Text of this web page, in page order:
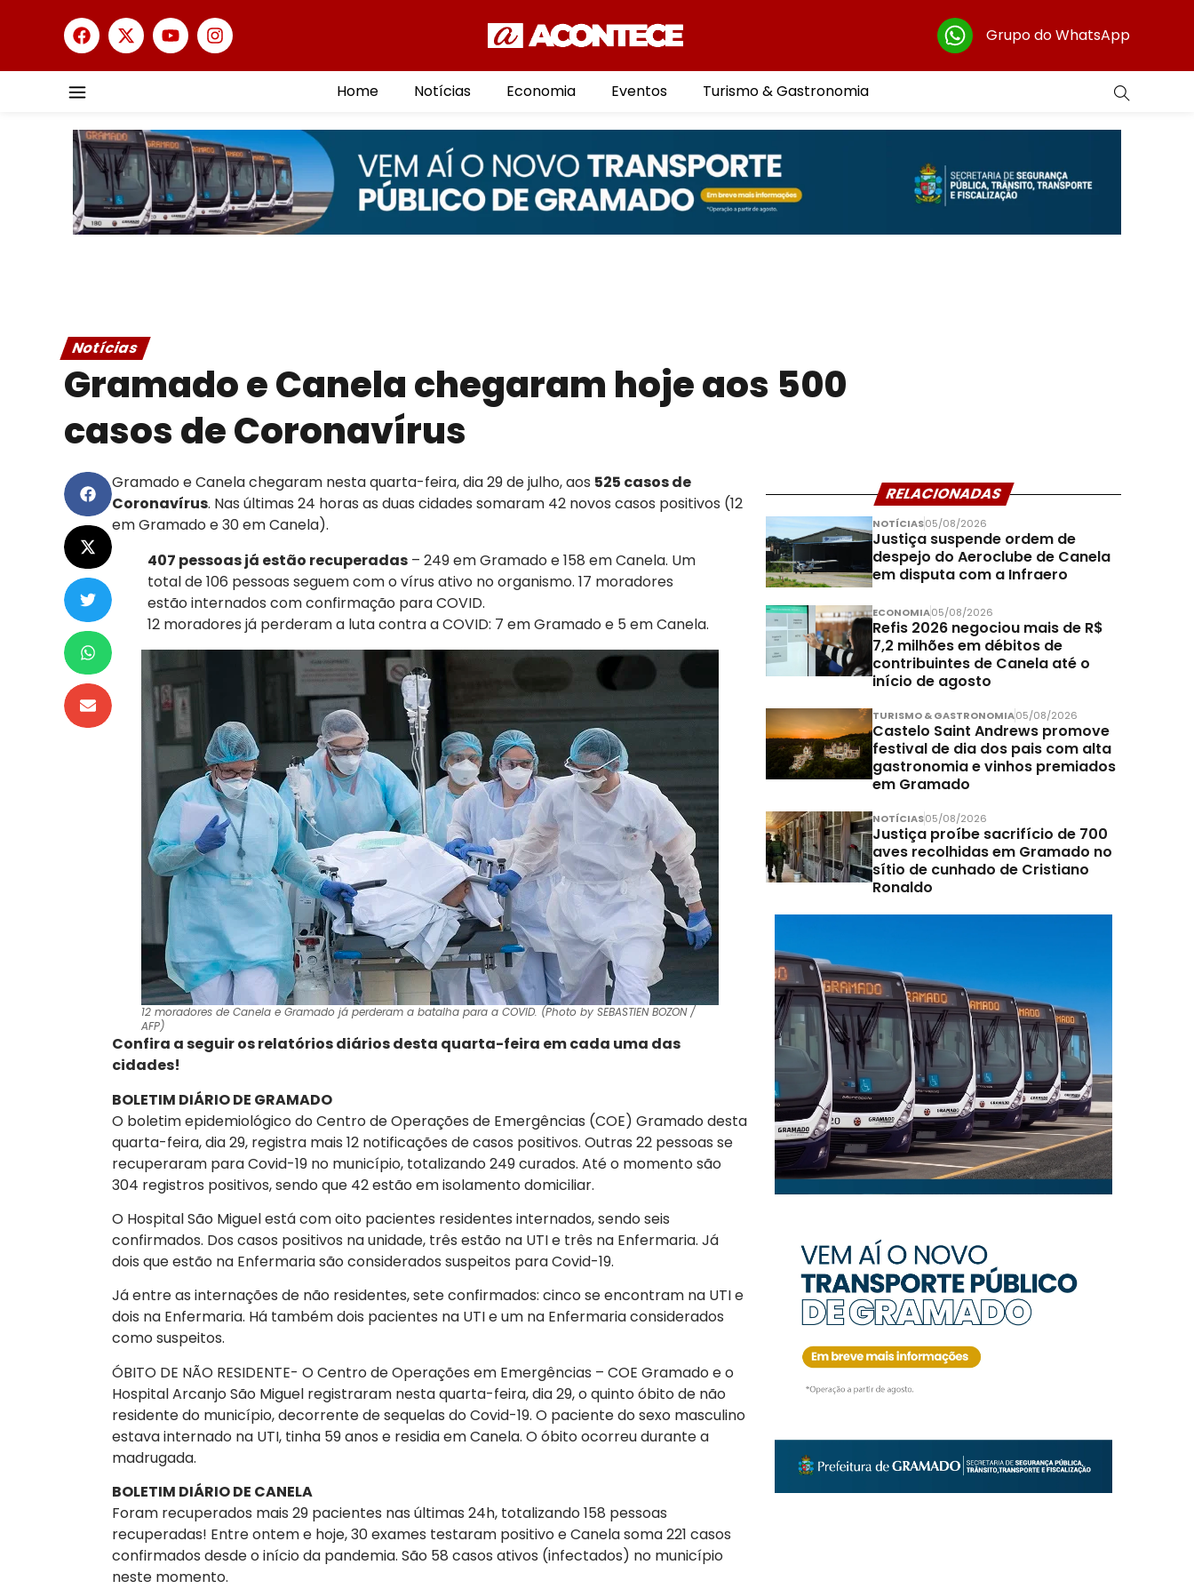
Grupo do WhatsApp
Home Notícias Economia Eventos Turismo & Gastronomia
Notícias
Gramado e Canela chegaram hoje aos 500
casos de Coronavírus
Gramado e Canela chegaram nesta quarta-feira, dia 29 de julho, aos 525 casos de
Coronavírus. Nas últimas 24 horas as duas cidades somaram 42 novos casos positivos (12
em Gramado e 30 em Canela).
407 pessoas já estão recuperadas– 249 em Gramado e 158 em Canela. Um
total de 106 pessoas seguem com o vírus ativo no organismo. 17 moradores
estão internados com confirmação para COVID.
12 moradores já perderam a luta contra a COVID: 7 em Gramado e 5 em Canela.
12 moradores de Canela e Gramado já perderam a batalha para a COVID. (Photo by SEBASTIEN BOZON /
AFP)
Confira a seguir os relatórios diários desta quarta-feira em cada uma das
cidades!
BOLETIM DIÁRIO DE GRAMADO
O boletim epidemiológico do Centro de Operações de Emergências (COE) Gramado desta
quarta-feira, dia 29, registra mais 12 notificações de casos positivos. Outras 22 pessoas se
recuperaram para Covid-19 no município, totalizando 249 curados. Até o momento são
304 registros positivos, sendo que 42 estão em isolamento domiciliar.
O Hospital São Miguel está com oito pacientes residentes internados, sendo seis
confirmados. Dos casos positivos na unidade, três estão na UTI e três na Enfermaria. Já
dois que estão na Enfermaria são considerados suspeitos para Covid-19.
Já entre as internações de não residentes, sete confirmados: cinco se encontram na UTI e
dois na Enfermaria. Há também dois pacientes na UTI e um na Enfermaria considerados
como suspeitos.
ÓBITO DE NÃO RESIDENTE- O Centro de Operações em Emergências – COE Gramado e o
Hospital Arcanjo São Miguel registraram nesta quarta-feira, dia 29, o quinto óbito de não
residente do município, decorrente de sequelas do Covid-19. O paciente do sexo masculino
estava internado na UTI, tinha 59 anos e residia em Canela. O óbito ocorreu durante a
madrugada.
BOLETIM DIÁRIO DE CANELA
Foram recuperados mais 29 pacientes nas últimas 24h, totalizando 158 pessoas
recuperadas! Entre ontem e hoje, 30 exames testaram positivo e Canela soma 221 casos
confirmados desde o início da pandemia. São 58 casos ativos (infectados) no município
neste momento.
RELACIONADAS
NOTÍCIAS05/08/2026
Justiça suspende ordem de
despejo do Aeroclube de Canela
em disputa com a Infraero
ECONOMIA05/08/2026
Refis 2026 negociou mais de R$
7,2 milhões em débitos de
contribuintes de Canela até o
início de agosto
TURISMO & GASTRONOMIA05/08/2026
Castelo Saint Andrews promove
festival de dia dos pais com alta
gastronomia e vinhos premiados
em Gramado
NOTÍCIAS05/08/2026
Justiça proíbe sacrifício de 700
aves recolhidas em Gramado no
sítio de cunhado de Cristiano
Ronaldo